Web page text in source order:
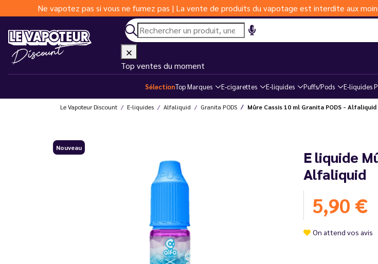
Ne vapotez pas si vous ne fumez pas | La vente de produits du vapotage est interdite aux
Top ventes du moment
SélectionTop Marques E-cigarettes E-liquides Puffs/Pods E-liquides
Le Vapoteur Discount E-liquides Alfaliquid Granita PODS Mûre Cassis 10 ml Granita PODS - Alfaliquid
Nouveau
E liquide
Alfaliquid
5,90 €
On attend vos avis